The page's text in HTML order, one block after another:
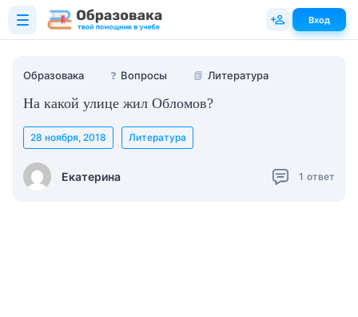
Образовака ❓ Вопросы 📗 Литература
На какой улице жил Обломов?
Екатерина
28 ноября, 2018 Литература
1 ответ
Вход